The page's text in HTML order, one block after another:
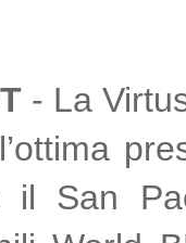
- La
il San